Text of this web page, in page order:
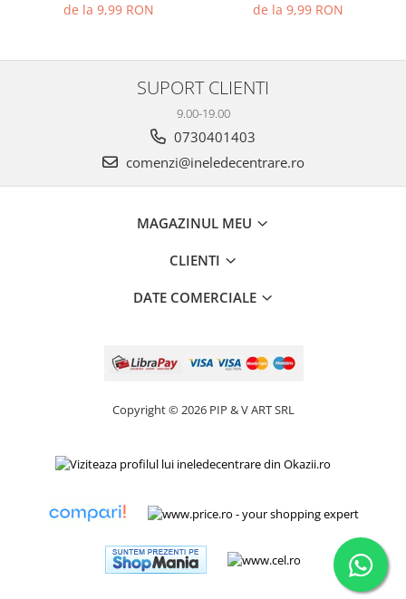
de la 9,99 RON
de la 9,99 RON
SUPORT CLIENTI
9.00-19.00
0730401403
comenzi@ineledecentrare.ro
MAGAZINUL MEU
CLIENTI
DATE COMERCIALE
Copyright © 2026 PIP & V ART SRL